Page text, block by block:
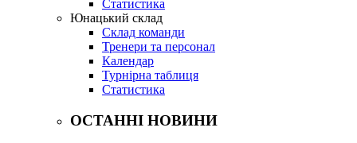
Статистика
Юнацький склад
Склад команди
Тренери та персонал
Календар
Турнірна таблиця
Статистика
ОСТАННІ НОВИНИ